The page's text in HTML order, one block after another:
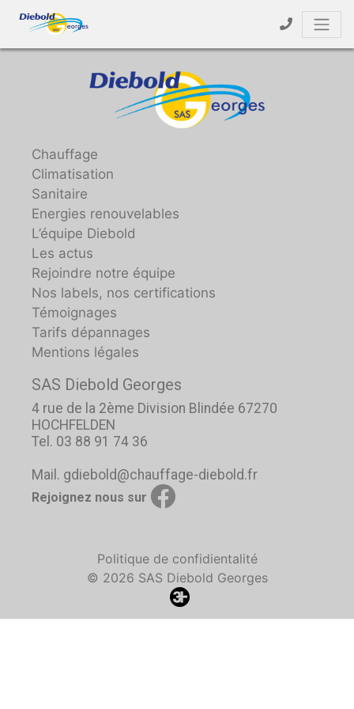
Chauffage
Climatisation
Sanitaire
Energies renouvelables
L’équipe Diebold
Les actus
Rejoindre notre équipe
Nos labels, nos certifications
Témoignages
Tarifs dépannages
Mentions légales
SAS Diebold Georges
4 rue de la 2ème Division Blindée 67270
HOCHFELDEN
Tel. 03 88 91 74 36
Mail. gdiebold@chauffage-diebold.fr
Rejoignez nous sur
Politique de confidientalité
© 2026 SAS Diebold Georges